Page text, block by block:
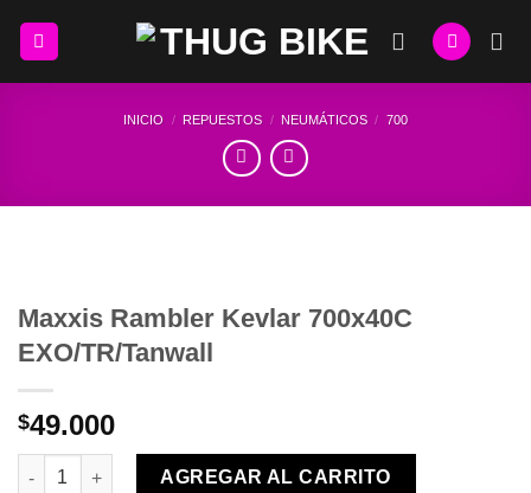
INICIO / REPUESTOS / NEUMÁTICOS / 700
Maxxis Rambler Kevlar 700x40C
EXO/TR/Tanwall
$49.000
Maxxis Rambler Kevlar 700x40C EXO/TR/Tanwall cantidad
AGREGAR AL CARRITO